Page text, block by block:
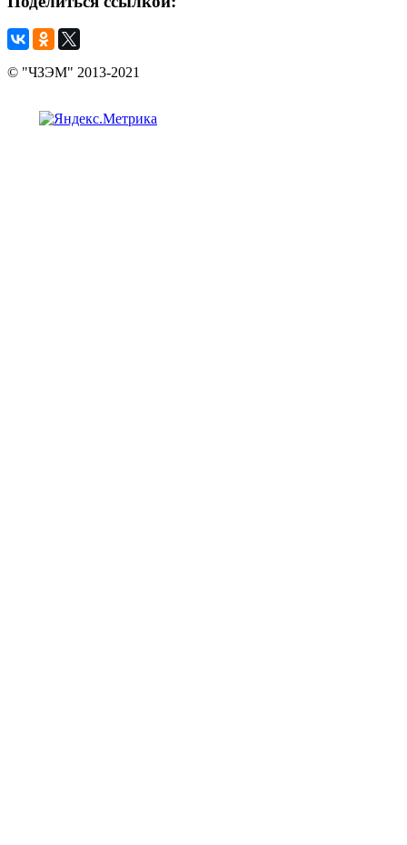
© "ЧЗЭМ" 2013-2021